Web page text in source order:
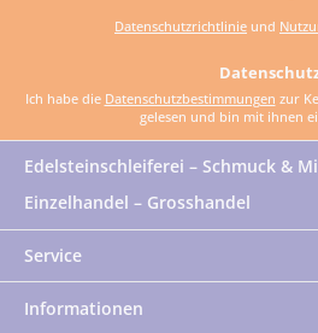
Datenschutzrichtlinie und
Ich habe die Datenschutzbestimmungen zur
gelesen und bin mit ihnen
Edelsteinschleiferei – Schmuck &
Einzelhandel – Grosshandel
Service
Informationen